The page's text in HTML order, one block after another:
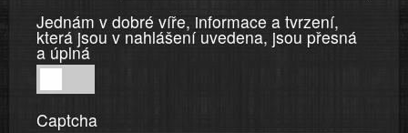
Jednám v dobré víře, informace a tvrzení,
která jsou v nahlášení uvedena, jsou přesná
a úplná
v
dobré
Captcha